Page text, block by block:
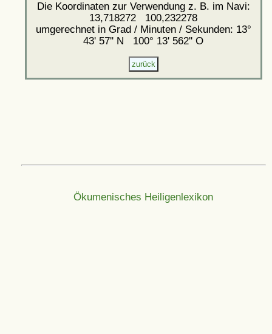
Die Koordinaten zur Verwendung z. B. im Navi:
13,718272 100,232278
umgerechnet in Grad / Minuten / Sekunden: 13°
43' 57'' N 100° 13' 562'' O
Ökumenisches Heiligenlexikon